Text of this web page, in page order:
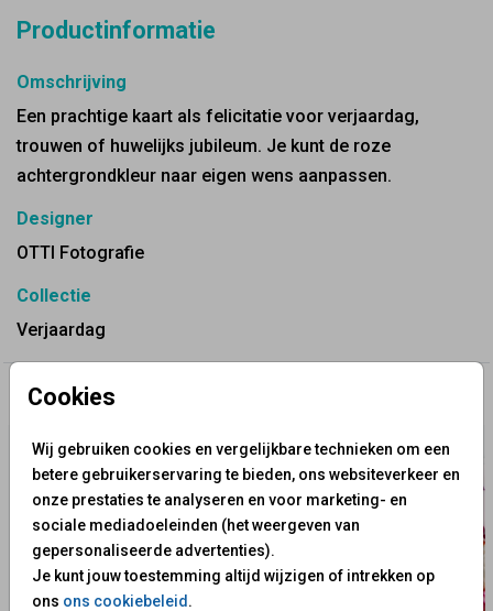
Cookies
Wij gebruiken cookies en vergelijkbare technieken om een
betere gebruikerservaring te bieden, ons websiteverkeer en
onze prestaties te analyseren en voor marketing- en
sociale mediadoeleinden (het weergeven van
gepersonaliseerde advertenties).
Je kunt jouw toestemming altijd wijzigen of intrekken op
ons ons cookiebeleid .
Productinformatie
Omschrijving
Een prachtige kaart als felicitatie voor verjaardag,
trouwen of huwelijks jubileum. Je kunt de roze
achtergrondkleur naar eigen wens aanpassen.
Designer
OTTI Fotografie
Collectie
Verjaardag
✨ Deze ontwerpen vind je misschien ook leuk